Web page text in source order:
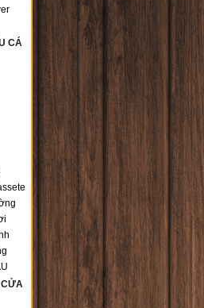
CÁ
CỬA